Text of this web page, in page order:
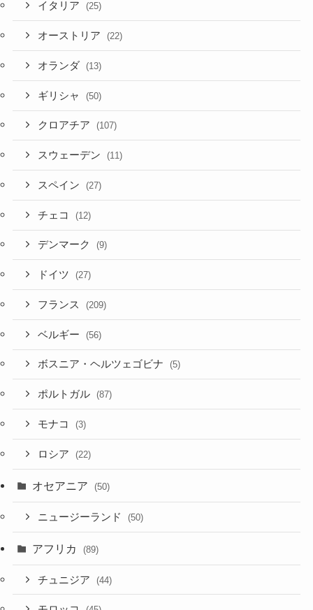
イタリア (25)
オーストリア (22)
オランダ (13)
ギリシャ (50)
クロアチア (107)
スウェーデン (11)
スペイン (27)
チェコ (12)
デンマーク (9)
ドイツ (27)
フランス (209)
ベルギー (56)
ボスニア・ヘルツェゴビナ (5)
ポルトガル (87)
モナコ (3)
ロシア (22)
オセアニア (50)
ニュージーランド (50)
アフリカ (89)
チュニジア (44)